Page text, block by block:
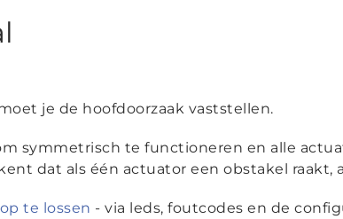
je de hoofdoorzaak vaststellen.
symmetrisch te functioneren en alle
dat als één actuator een obstakel raakt,
te lossen - via leds, foutcodes en de